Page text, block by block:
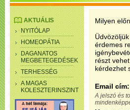
AKTUÁLIS
NYITÓLAP
HOMEOPÁTIA
DAGANATOS
MEGBETEGEDÉSEK
TERHESSÉG
A MAGAS
KOLESZTERINSZINT
Milyen
érdemes
részt
kérdezhet
Email cím:
A jelszó és